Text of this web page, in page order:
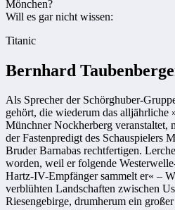
Mönchen?
Will es gar nicht wissen:
Titanic
Bernhard
Als Sprecher der Schörghuber-
gehört, die wiederum das alljährliche
Münchner Nockherberg veranstaltet,
der Fastenpredigt des Schauspielers
Bruder Barnabas rechtfertigen.
worden, weil er folgende
Hartz-IV-Empfänger sammelt er« –
verblühten Landschaften zwischen
Riesengebirge, drumherum ein